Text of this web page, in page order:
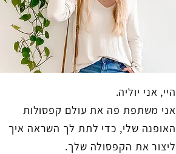
היי, אני יוליה.
אני משתפת פה את עולם קפסולות
האופנה שלי, כדי לתת לך השראה איך
ליצור את הקפסולה שלך.